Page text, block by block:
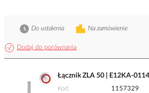
Dodaj do porównania
Na zamówienie
Do ustalenia
Łącznik ZLA 50 | E12KA-
Kod
1157329